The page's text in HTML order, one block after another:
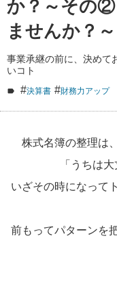
か？～その
ませんか？～
事業承継の前に、決めて
いコト
#決算書 #財務力アップ
株式名簿の整理は
「うちは
いざその時になって
前もってパターンを